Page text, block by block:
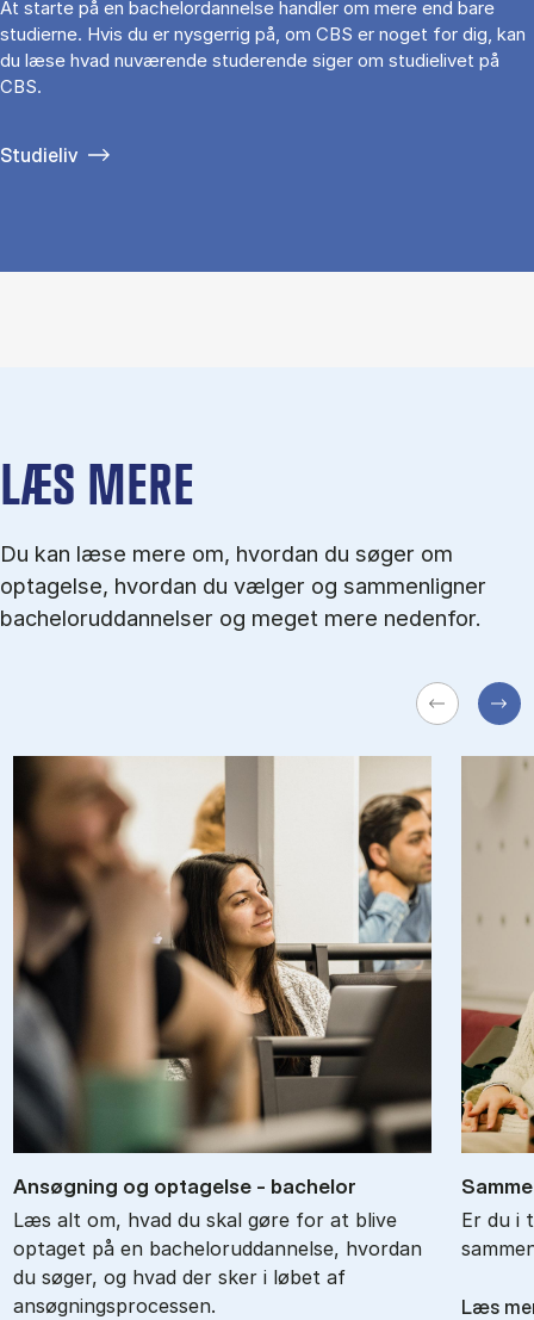
At starte på en bachelordannelse handler om mere end bare
studierne. Hvis du er nysgerrig på, om CBS er noget for dig, kan
du læse hvad nuværende studerende siger om studielivet på
CBS.
Studieliv
LÆS MERE
Du kan læse mere om, hvordan du søger om
optagelse, hvordan du vælger og sammenligner
bacheloruddannelser og meget mere nedenfor.
An­søg­ning og op­ta­gel­se - ba­chel­or
Læs alt om, hvad du skal gøre for at blive
optaget på en bacheloruddannelse, hvordan
du søger, og hvad der sker i løbet af
ansøgningsprocessen.
Er du i
Læs